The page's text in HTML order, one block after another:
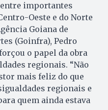
entre importantes
Oeste e do Norte
Goiana de
(Goinfra), Pedro
o papel da obra
regionais. “Não
mais feliz do que
regionais e
quem ainda estava